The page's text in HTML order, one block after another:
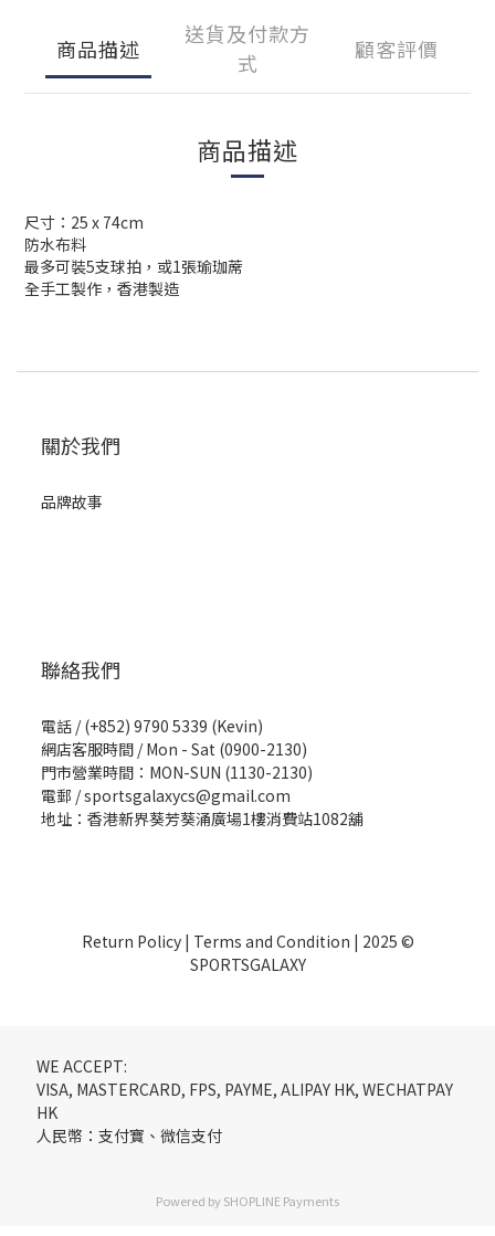
商品描述
送貨及付款方
式
顧客評價
商品描述
尺寸：25 x 74cm
防水布料
最多可裝5支球拍，或1張瑜珈蓆
全手工製作，香港製造
關於我們
品牌故事
聯絡我們
電話 / (+852) 9790 5339 (Kevin)
網店客服時間 / Mon - Sat (0900-2130)
門市營業時間：MON-SUN (1130-2130)
電郵 / sportsgalaxycs@gmail.com
地址：香港新界葵芳葵涌廣場1樓消費站1082舖
Return Policy| Terms and Condition | 2025 ©
SPORTSGALAXY
WE ACCEPT:
VISA, MASTERCARD, FPS, PAYME, ALIPAY HK, WECHATPAY
HK
人民幣：支付寶、微信支付
Powered bySHOPLINE Payments